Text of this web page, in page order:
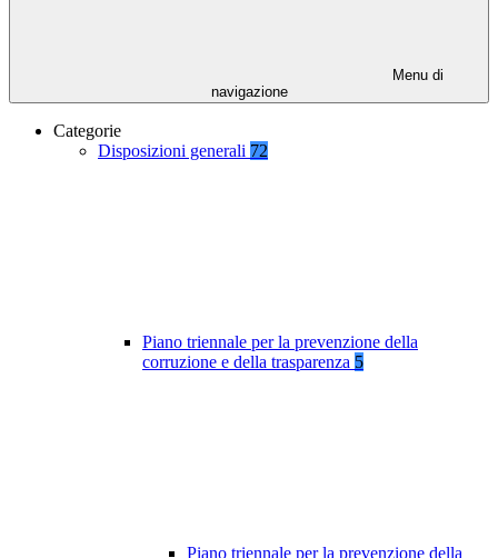
Menu di
navigazione
Categorie
Disposizioni generali 72
Piano triennale per la prevenzione della
corruzione e della trasparenza 5
Piano triennale per la prevenzione della